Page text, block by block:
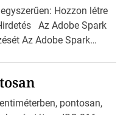
Hozzon létre
Az Adobe Spark
Az Adobe Spark
miközben
készítsünk címkét?
pontosan,